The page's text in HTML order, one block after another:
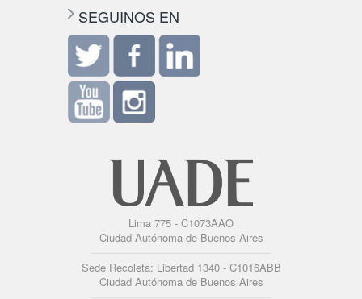
SEGUINOS EN
Lima 775 - C1073AAO
Ciudad Autónoma de Buenos Aires
Sede Recoleta: Libertad 1340 - C1016ABB
Ciudad Autónoma de Buenos Aires